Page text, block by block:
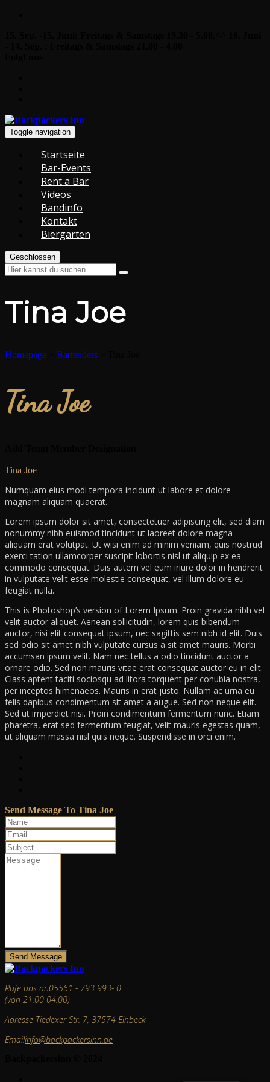
Toggle navigation
Startseite
Bar-Events
Rent a Bar
Videos
Bandinfo
Kontakt
Biergarten
Geschlossen
Tina Joe
Homepage Bartenders
Tina Joe
Tina Joe
Numquam eius modi tempora incidunt ut labore et dolore
magnam aliquam quaerat.
Lorem ipsum dolor sit amet, consectetuer adipiscing elit, sed diam
nonummy nibh euismod tincidunt ut laoreet dolore magna
aliquam erat volutpat. Ut wisi enim ad minim veniam, quis nostrud
exerci tation ullamcorper suscipit lobortis nisl ut aliquip ex ea
commodo consequat. Duis autem vel eum iriure dolor in hendrerit
in vulputate velit esse molestie consequat, vel illum dolore eu
feugiat nulla.
This is Photoshop’s version of Lorem Ipsum. Proin gravida nibh vel
velit auctor aliquet. Aenean sollicitudin, lorem quis bibendum
auctor, nisi elit consequat ipsum, nec sagittis sem nibh id elit. Duis
sed odio sit amet nibh vulputate cursus a sit amet mauris. Morbi
accumsan ipsum velit. Nam nec tellus a odio tincidunt auctor a
ornare odio. Sed non mauris vitae erat consequat auctor eu in elit.
Class aptent taciti sociosqu ad litora torquent per conubia nostra,
per inceptos himenaeos. Mauris in erat justo. Nullam ac urna eu
felis dapibus condimentum sit amet a augue. Sed non neque elit.
Sed ut imperdiet nisi. Proin condimentum fermentum nunc. Etiam
pharetra, erat sed fermentum feugiat, velit mauris egestas quam,
ut aliquam massa nisl quis neque. Suspendisse in orci enim.
Send Message To Tina Joe
Send Message
Rufe uns an05561 - 793 993- 0
(von 21:00-04.00)
Adresse Tiedexer Str. 7, 37574 Einbeck
Emailinfo@backpackersinn.de